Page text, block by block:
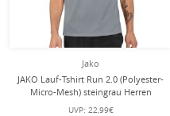
Jako
JAKO Lauf-Tshirt Run 2.0 (Polyester-
Micro-Mesh) steingrau Herren
UVP: 22,99€